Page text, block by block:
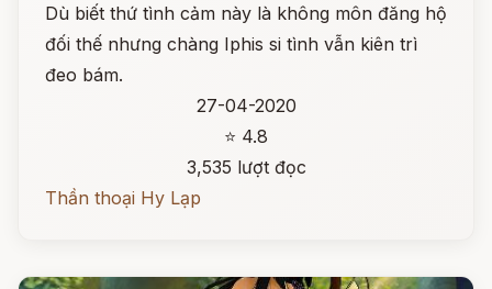
Dù biết thứ tình cảm này là không môn đăng hộ
đối thế nhưng chàng Iphis si tình vẫn kiên trì
đeo bám.
27-04-2020
⭐ 4.8
3,535 lượt đọc
Thần thoại Hy Lạp